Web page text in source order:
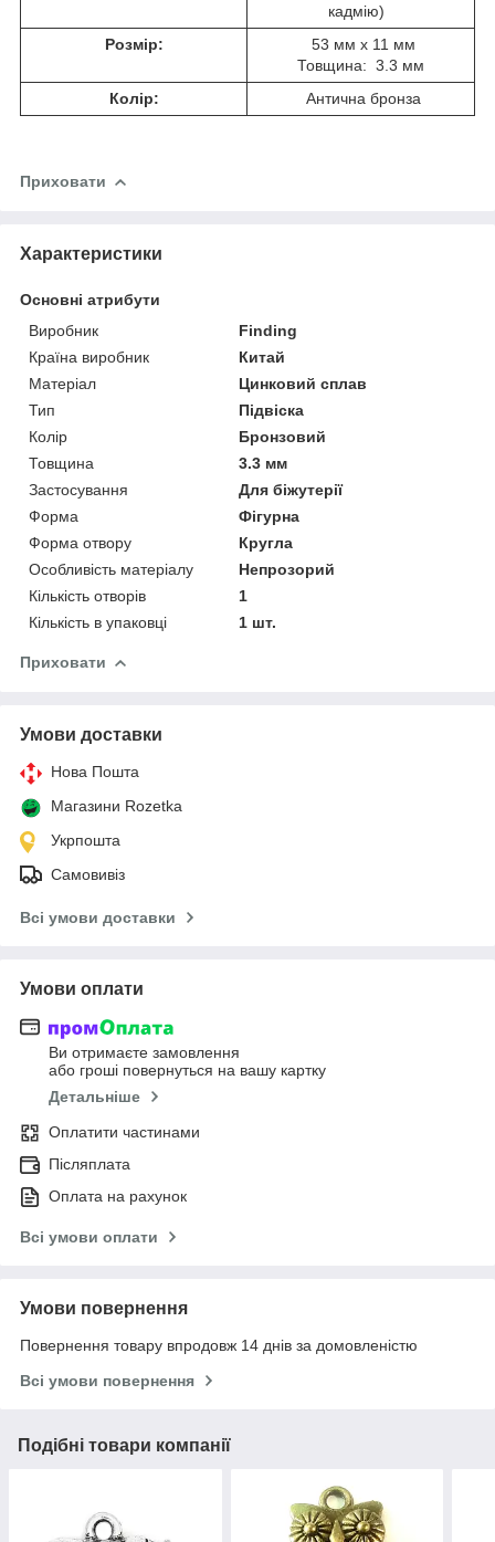
кадмію)
Розмір:
53 мм x 11 мм
Товщина: 3.3 мм
Колір:
Антична бронза
Приховати
Характеристики
Основні атрибути
Виробник
Finding
Країна виробник
Китай
Матеріал
Цинковий сплав
Тип
Підвіска
Колір
Бронзовий
Товщина
3.3 мм
Застосування
Для біжутерії
Форма
Фігурна
Форма отвору
Кругла
Особливість матеріалу
Непрозорий
Кількість отворів
1
Кількість в упаковці
1 шт.
Приховати
Умови доставки
Нова Пошта
Магазини Rozetka
Укрпошта
Самовивіз
Всі умови доставки
Умови оплати
Ви отримаєте замовлення
або гроші повернуться на вашу картку
Детальніше
Оплатити частинами
Післяплата
Оплата на рахунок
Всі умови оплати
Умови повернення
Повернення товару впродовж 14 днів за домовленістю
Всі умови повернення
Подібні товари компанії